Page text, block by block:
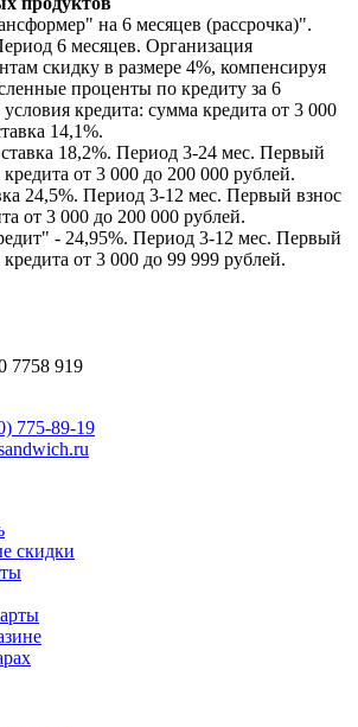
на 6 месяцев (рассрочка)".
6 месяцев. Организация
скидку в размере 4%, компенсируя
проценты по кредиту за 6
кредита: сумма кредита от 3 000
14,1%.
18,2%. Период 3-24 мес. Первый
от 3 000 до 200 000 рублей.
24,5%. Период 3-12 мес. Первый взнос
от 3 000 до 200 000 рублей.
- 24,95%. Период 3-12 мес. Первый
от 3 000 до 99 999 рублей.
7758 919
775-89-19
скидки